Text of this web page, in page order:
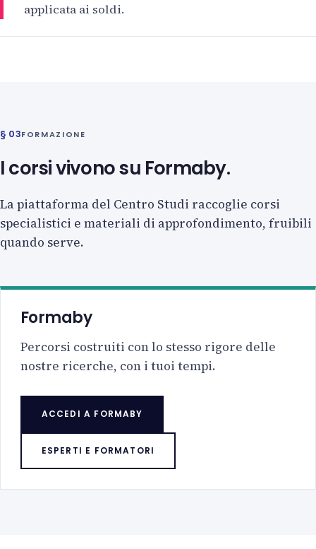
applicata ai soldi.
§ 03FORMAZIONE
I corsi vivono su Formaby.
La piattaforma del Centro Studi raccoglie corsi
specialistici e materiali di approfondimento, fruibili
quando serve.
Formaby
Percorsi costruiti con lo stesso rigore delle
nostre ricerche, con i tuoi tempi.
ACCEDI A FORMABY
ESPERTI E FORMATORI